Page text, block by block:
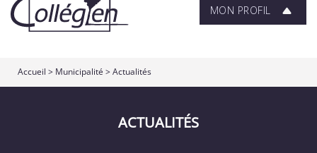
MON PROFIL
Accueil > Municipalité >Actualités
ACTUALITÉS